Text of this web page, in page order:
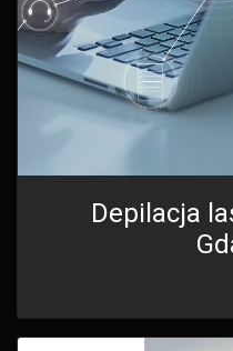
Depilacja